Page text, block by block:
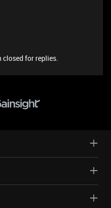
closed for replies.